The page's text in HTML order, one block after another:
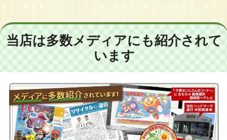
当店は多数メディアにも紹介されて
います